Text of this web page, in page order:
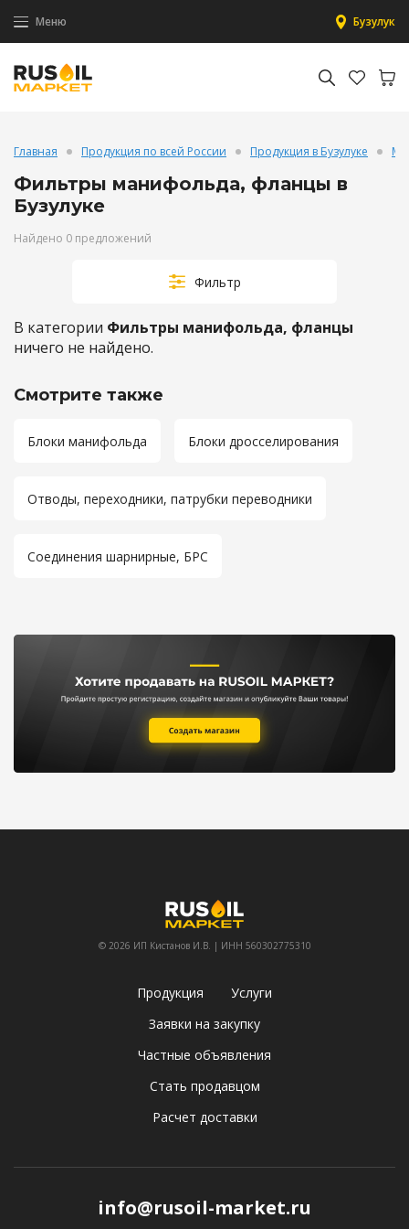
Меню Бузулук
Главная Продукция по всей России Продукция в Бузулуке
Фильтры манифольда, фланцы в
Бузулуке
Найдено 0 предложений
Фильтр
В категории Фильтры манифольда, фланцы
ничего не найдено.
Смотрите также
Блоки манифольда Блоки дросселирования
Отводы, переходники, патрубки переводники
Соединения шарнирные, БРС
© 2026 ИП Кистанов И.В. | ИНН 560302775310
Продукция
Услуги
Заявки на закупку
Частные объявления
Стать продавцом
Расчет доставки
info@rusoil-market.ru